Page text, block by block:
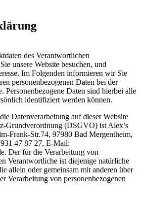
des Verantwortlichen
unsere Website besuchen, und
Im Folgenden informieren wir Sie
personenbezogenen Daten bei der
Personenbezogene Daten sind hierbei alle
identifiziert werden können.
Datenverarbeitung auf dieser Website
Grundverordnung (DSGVO) ist Alex’s
Frank-Str.74, 97980 Bad Mergentheim,
47 87 27, E-Mail:
Der für die Verarbeitung von
Verantwortliche ist diejenige natürliche
allein oder gemeinsam mit anderen über
Verarbeitung von personenbezogenen